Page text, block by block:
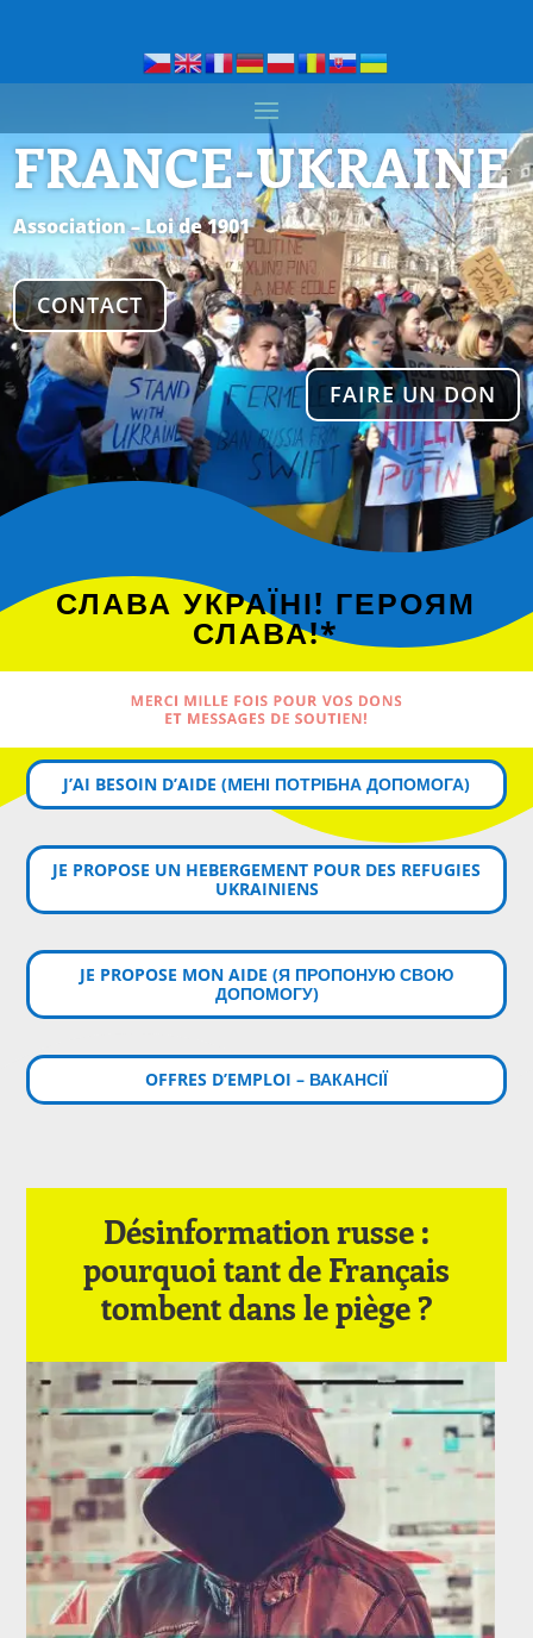
FRANCE-UKRAINE
Association – Loi de 1901
CONTACT
FAIRE UN DON
СЛАВА УКРАЇНІ! ГЕРОЯМ
СЛАВА!*
MERCI MILLE FOIS POUR VOS DONS
ET MESSAGES DE SOUTIEN!
J’AI BESOIN D’AIDE (MЕНІ ПОТРІБНА ДОПОМОГА)
JE PROPOSE UN HEBERGEMENT POUR DES REFUGIES
UKRAINIENS
JE PROPOSE MON AIDE (Я ПРОПОНУЮ СВОЮ
ДОПОМОГУ)
OFFRES D’EMPLOI – ВАКАНСІЇ
Désinformation russe :
pourquoi tant de Français
tombent dans le piège ?